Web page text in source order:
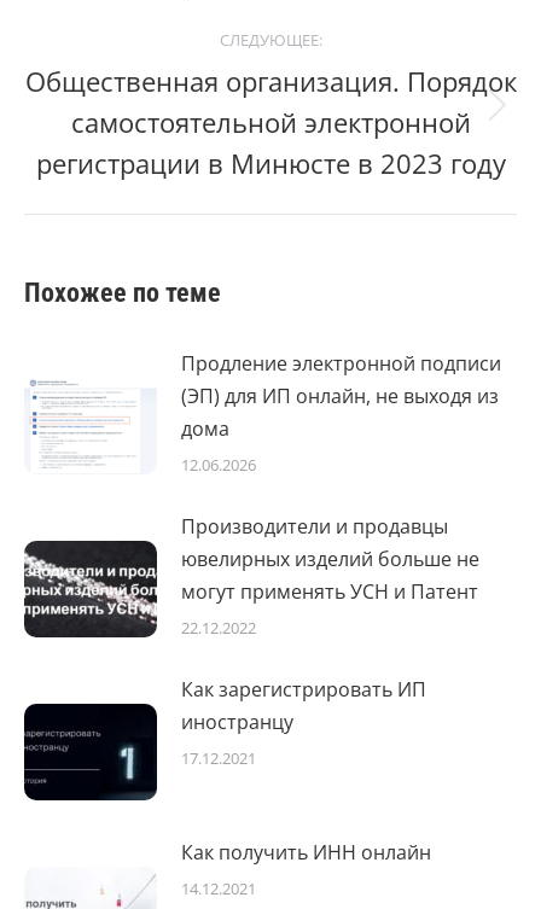
СЛЕДУЮЩЕЕ:
Следующий
Общественная организация. Порядок
самостоятельной электронной
регистрации в Минюсте в 2023 году
Похожее по теме
Продление электронной подписи
(ЭП) для ИП онлайн, не выходя из
дома
12.06.2026
Производители и продавцы
ювелирных изделий больше не
могут применять УСН и Патент
22.12.2022
Как зарегистрировать ИП
иностранцу
17.12.2021
Как получить ИНН онлайн
14.12.2021